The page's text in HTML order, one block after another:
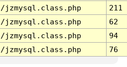
jzmysql.class.php
211
jzmysql.class.php
62
jzmysql.class.php
94
jzmysql.class.php 76